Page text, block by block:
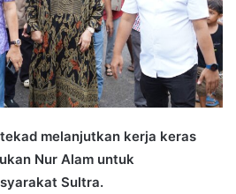
melanjutkan kerja keras
Nur Alam untuk
Sultra.